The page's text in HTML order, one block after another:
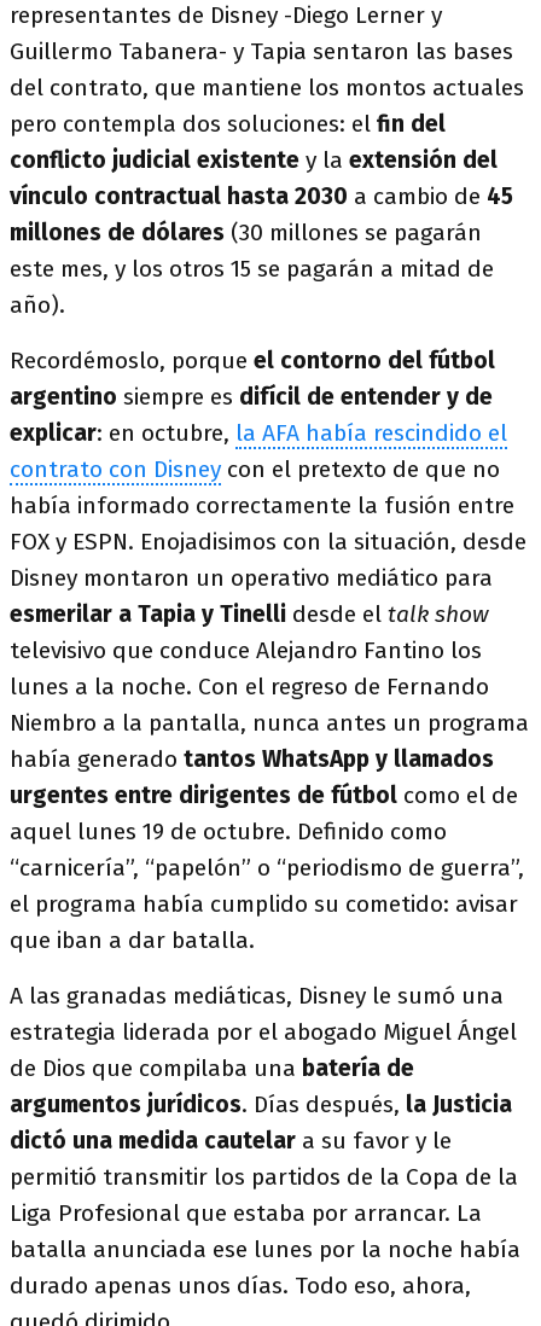
representantes de Disney -Diego Lerner y
Guillermo Tabanera- y Tapia sentaron las bases
del contrato, que mantiene los montos actuales
pero contempla dos soluciones: el fin del
conflicto judicial existente y la extensión del
vínculo contractual hasta 2030 a cambio de 45
millones de dólares (30 millones se pagarán
este mes, y los otros 15 se pagarán a mitad de
año).
Recordémoslo, porque el contorno del fútbol
argentino siempre es difícil de entender y de
explicar: en octubre, la AFA había rescindido el
contrato con Disney con el pretexto de que no
había informado correctamente la fusión entre
FOX y ESPN. Enojadisimos con la situación, desde
Disney montaron un operativo mediático para
esmerilar a Tapia y Tinelli desde el talk show
televisivo que conduce Alejandro Fantino los
lunes a la noche. Con el regreso de Fernando
Niembro a la pantalla, nunca antes un programa
había generado tantos WhatsApp y llamados
urgentes entre dirigentes de fútbol como el de
aquel lunes 19 de octubre. Definido como
“carnicería”, “papelón” o “periodismo de guerra”,
el programa había cumplido su cometido: avisar
que iban a dar batalla.
A las granadas mediáticas, Disney le sumó una
estrategia liderada por el abogado Miguel Ángel
de Dios que compilaba una batería de
argumentos jurídicos. Días después, la Justicia
dictó una medida cautelar a su favor y le
permitió transmitir los partidos de la Copa de la
Liga Profesional que estaba por arrancar. La
batalla anunciada ese lunes por la noche había
durado apenas unos días. Todo eso, ahora,